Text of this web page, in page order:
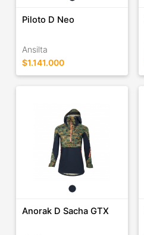
Piloto D Neo
Ansilta
$1.141.000
Anorak D Sacha GTX